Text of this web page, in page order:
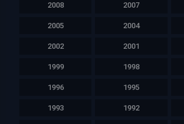
2008 2007
2005 2004
2002 2001
1999 1998
1996 1995
1993 1992